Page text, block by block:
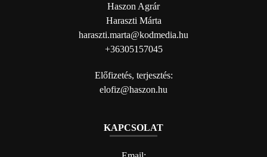
Haszon Agrár
Haraszti Márta
haraszti.marta@kodmedia.hu
+36305157045
Előfizetés, terjesztés:
elofiz@haszon.hu
KAPCSOLAT